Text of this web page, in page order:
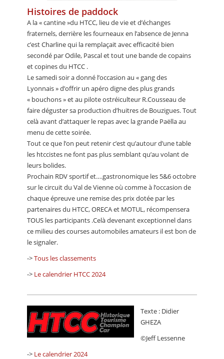
Histoires de paddock
A la « cantine »du HTCC, lieu de vie et d’échanges
fraternels, derrière les fourneaux en l’absence de Jenna
c’est Charline qui la remplaçait avec efficacité bien
secondé par Odile, Pascal et tout une bande de copains
et copines du HTCC .
Le samedi soir a donné l’occasion au « gang des
Lyonnais » d’offrir un apéro digne des plus grands
« bouchons » et au pilote ostréiculteur R.Cousseau de
faire déguster sa production d’huitres de Bouzigues. Tout
celà avant d’attaquer le repas avec la grande Paëlla au
menu de cette soirée.
Tout ce que l’on peut retenir c’est qu’autour d’une table
les htccistes ne font pas plus semblant qu’au volant de
leurs bolides.
Prochain RDV sportif et….gastronomique les 5&6 octobre
sur le circuit du Val de Vienne où comme à l’occasion de
chaque épreuve une remise des prix dotée par les
partenaires du HTCC, ORECA et MOTUL, récompensera
TOUS les participants .Celà devenant exceptionnel dans
ce milieu des courses automobiles amateurs il est bon de
le signaler.
->Tous les classements
-> Le calendrier HTCC 2024
Texte : Didier
GHEZA
©Jeff Lessenne
-> Le calendrier 2024